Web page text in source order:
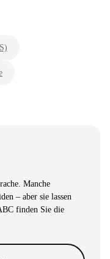
Manche
– aber sie lassen
finden Sie die